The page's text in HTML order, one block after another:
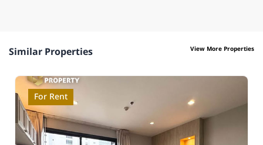
Similar Properties View More Properties
For Rent